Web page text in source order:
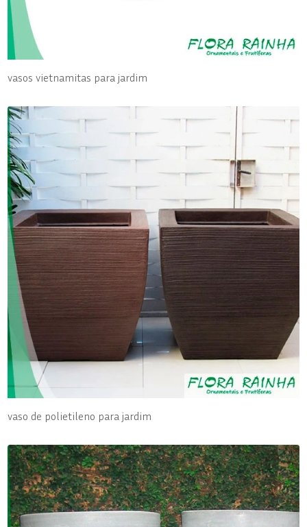
vasos vietnamitas para jardim
vaso de polietileno para jardim